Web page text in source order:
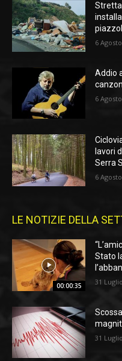
Stretta
6
Addio
6
lavori
Serra
6
LE NOTIZIE DELLA
00:00:35
Stato
31
31